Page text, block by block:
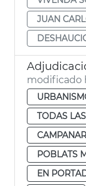
JUAN
modificado
TODAS
CAMPANAR
POBLATS
EN